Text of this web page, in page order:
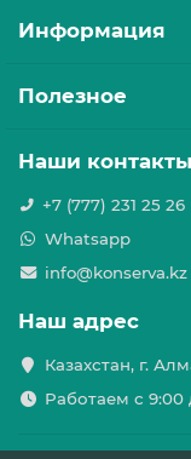
Информация
Полезное
Наши контакты
+7 (777) 231 25 26
Whatsapp
info@konserva.kz
Наш адрес
Казахстан, г.
Работаем с 9:00